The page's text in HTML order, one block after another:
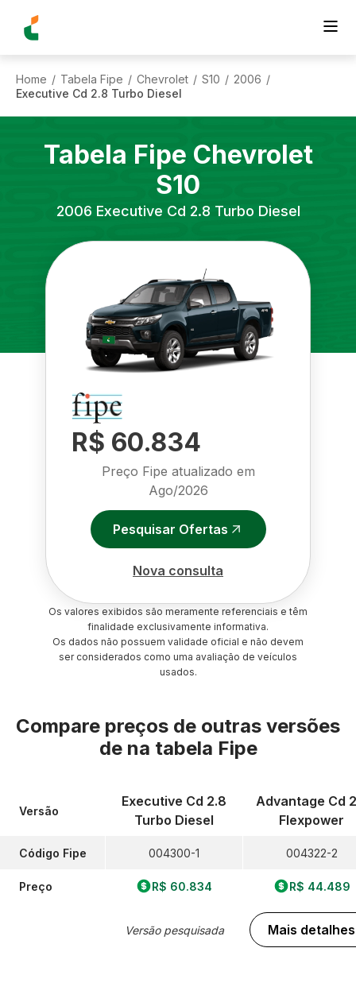
Home / Tabela Fipe / Chevrolet / S10 / 2006 /
Executive Cd 2.8 Turbo Diesel
Tabela Fipe Chevrolet
S10
2006 Executive Cd 2.8 Turbo Diesel
R$ 60.834
Preço Fipe atualizado em
Ago/2026
Pesquisar Ofertas
Nova consulta
Os valores exibidos são meramente referenciais e têm
finalidade exclusivamente informativa.
Os dados não possuem validade oficial e não devem
ser considerados como uma avaliação de veículos
usados.
Compare preços de outras versões
de na tabela Fipe
Versão
Código Fipe
Preço
Executive Cd 2.8
Turbo Diesel
004300-1
R$ 60.834
Versão pesquisada
Advantage Cd
Flexpower
004322-2
R$ 44.489
Mais detalhes